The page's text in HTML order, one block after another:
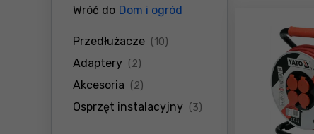
Wróć do Dom i ogród
Przedłużacze (10)
Adaptery (2)
Akcesoria (2)
Osprzęt instalacyjny (3)